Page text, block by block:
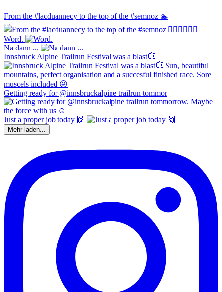
From the #lacduannecy to the top of the #semnoz 🏊‍
Word.
Na dann ...
Innsbruck Alpine Trailrun Festival was a blast💥
Getting ready for @innsbruckalpine trailrun tommor
Just a proper job today 🙌
Mehr laden...